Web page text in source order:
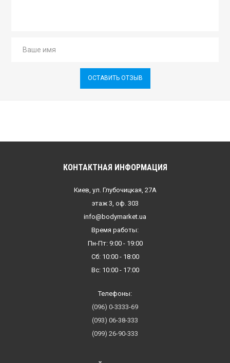
ОСТАВИТЬ ОТЗЫВ
КОНТАКТНАЯ ИНФОРМАЦИЯ
Киев, ул. Глубочицкая, 27А
этаж 3, оф. 303
info@bodymarket.ua
Время работы:
Пн-Пт: 9:00 - 19:00
Сб: 10:00 - 18:00
Вс: 10:00 - 17:00
Телефоны:
(096) 0-3333-69
(093) 06-38-333
(099) 26-90-333